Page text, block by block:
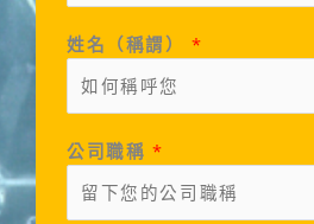
姓名（稱謂）*
公司職稱 *